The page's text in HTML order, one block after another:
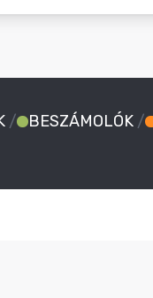
/ BESZÁMOLÓK /